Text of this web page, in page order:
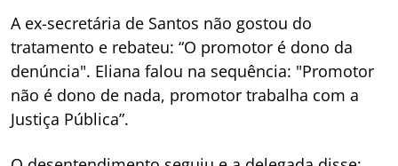
A ex-secretária de Santos não gostou do
tratamento e rebateu: “O promotor é dono da
denúncia". Eliana falou na sequência: "Promotor
não é dono de nada, promotor trabalha com a
Justiça Pública”.